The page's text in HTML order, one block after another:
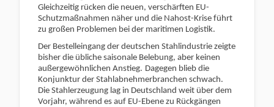
Gleichzeitig rücken die neuen, verschärften EU-
Schutzmaßnahmen näher und die Nahost-Krise führt
zu großen Problemen bei der maritimen Logistik.
Der Bestelleingang der deutschen Stahlindustrie zeigte
bisher die übliche saisonale Belebung, aber keinen
außergewöhnlichen Anstieg. Dagegen blieb die
Konjunktur der Stahlabnehmerbranchen schwach.
Die Stahlerzeugung lag in Deutschland weit über dem
Vorjahr, während es auf EU-Ebene zu Rückgängen